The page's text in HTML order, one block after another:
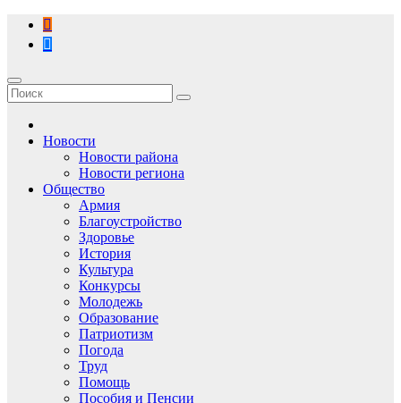
Перейти
содержимому
Новости
Новости района
Новости региона
Общество
Армия
Благоустройство
Здоровье
История
Культура
Конкурсы
Молодежь
Образование
Патриотизм
Погода
Труд
Помощь
Пособия и Пенсии